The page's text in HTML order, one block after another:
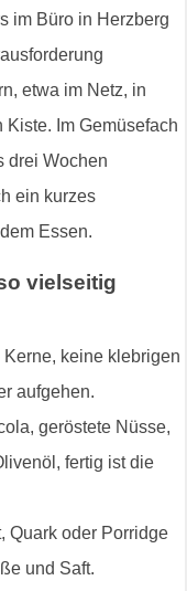
im Büro in Herzberg
etwa im Netz, in
Im Gemüsefach
drei Wochen
ein kurzes
Essen.
vielseitig
keine klebrigen
aufgehen.
geröstete Nüsse,
fertig ist die
Quark oder Porridge
und Saft.